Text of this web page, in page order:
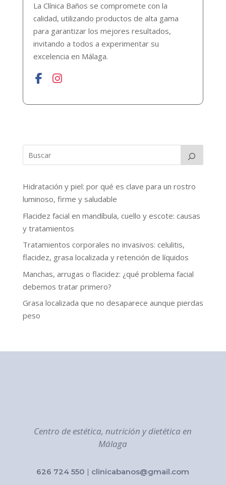
La Clínica Baños se compromete con la
calidad, utilizando productos de alta gama
para garantizar los mejores resultados,
invitando a todos a experimentar su
excelencia en Málaga.
Hidratación y piel: por qué es clave para un rostro
luminoso, firme y saludable
Flacidez facial en mandíbula, cuello y escote: causas
y tratamientos
Tratamientos corporales no invasivos: celulitis,
flacidez, grasa localizada y retención de líquidos
Manchas, arrugas o flacidez: ¿qué problema facial
debemos tratar primero?
Grasa localizada que no desaparece aunque pierdas
peso
Centro de estética, nutrición y dietética en
Málaga
626 724 550 | clinicabanos@gmail.com